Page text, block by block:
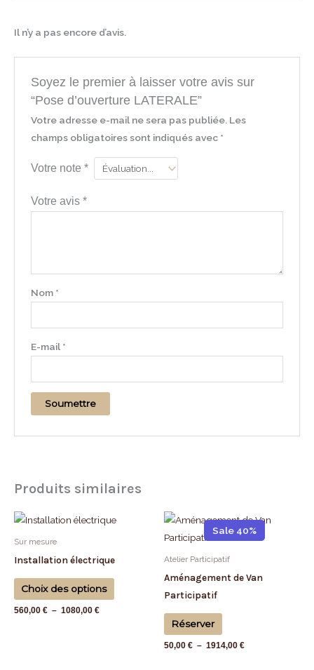
Il n’y a pas encore d’avis.
Soyez le premier à laisser votre avis sur
“Pose d’ouverture LATERALE”
Votre adresse e-mail ne sera pas publiée. Les
champs obligatoires sont indiqués avec *
Votre note *
Votre avis *
Nom *
E-mail *
Produits similaires
Sur mesure
Installation électrique
Choix des options
Ce
560,00 € – 1080,00 €
Plage
de
à
Sale 40%
Atelier Participatif
Aménagement de Van
Participatif
Réserver
Ce
produit
a
plusieurs
peuvent
50,00 € – 1914,00 €
Plage
de
prix :
1914,00 €